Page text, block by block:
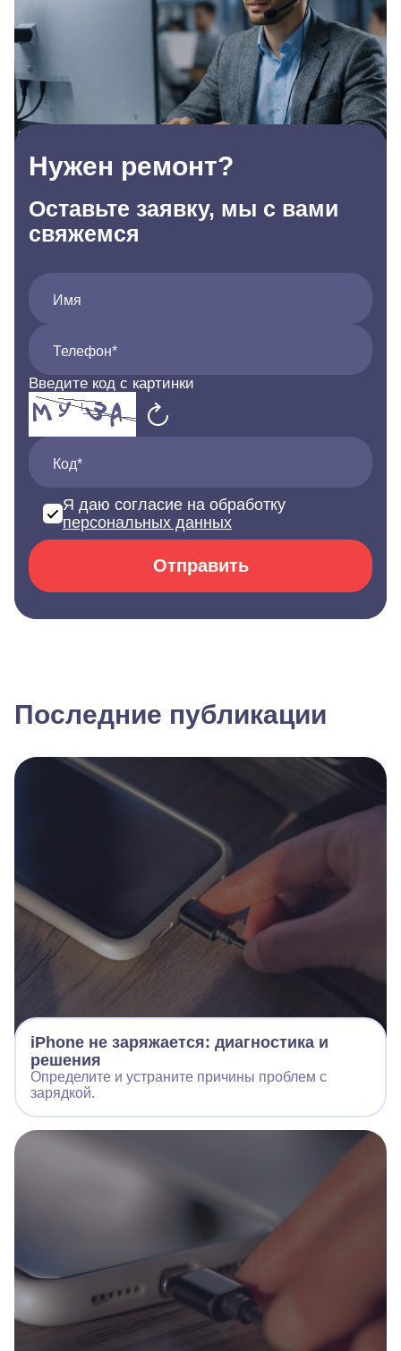
Нужен ремонт?
Оставьте заявку, мы с вами
свяжемся
Имя
Телефон*
Введите код с картинки
Код*
Я даю согласие на обработку
персональных данных
Отправить
Последние публикации
iPhone не заряжается: диагностика и
решения
Определите и устраните причины проблем с
зарядкой.